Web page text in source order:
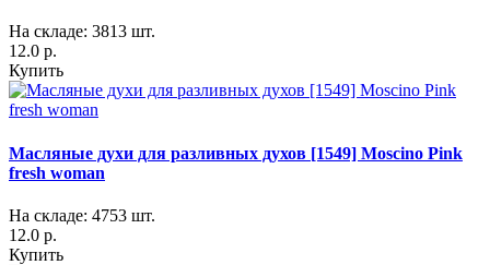
На складе: 3813 шт.
12.0 р.
Купить
Масляные духи для разливных духов [1549] Moscino Pink
fresh woman
На складе: 4753 шт.
12.0 р.
Купить